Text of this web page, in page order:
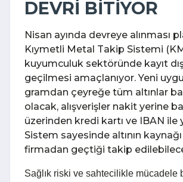
DEVRİ BİTİYOR
Nisan ayında devreye alınması
Kıymetli Metal Takip Sistemi
kuyumculuk sektöründe kayıt
geçilmesi amaçlanıyor. Yeni
gramdan çeyreğe tüm altınlar
olacak, alışverişler nakit yerine
üzerinden kredi kartı ve IBAN ile
Sistem sayesinde altının
firmadan geçtiği takip
Sağlık riski ve sahtecilikle mücadele